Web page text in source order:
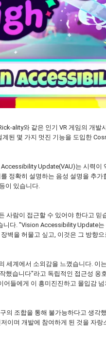
ality와 같은 인기 VR 게임의 개
된 몇 가지 멋진 기능을 도입한
Update(VAU)는 시력이
정확히 설명하는 음성 설명을 추
이 있습니다.
사람이 접근할 수 있어야 한다고
다. "Vision Accessibility Update
벽을 허물고 싶고, 이것은 그 방향
세계에서 소외감을 느꼈습니다.
했습니다"라고 독립적인 접근성 옹
어들에게 이 흥미진진하고 몰입감
의 조합을 통해 불가능하다고 생각
이며 개발에 참여하게 된 것을 자랑